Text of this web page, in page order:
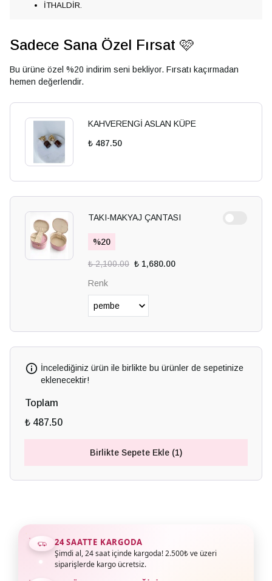
İTHALDİR.
Sadece Sana Özel Fırsat 🩷
Bu ürüne özel %20 indirim seni bekliyor. Fırsatı kaçırmadan
hemen değerlendir.
KAHVERENGİ ASLAN KÜPE
₺ 487.50
TAKI-MAKYAJ ÇANTASI
%20
₺ 2,100.00 ₺ 1,680.00
Renk
İncelediğiniz ürün ile birlikte bu ürünler de sepetinize
eklenecektir!
Toplam
₺ 487.50
Birlikte Sepete Ekle (1)
24 SAATTE KARGODA
Şimdi al, 24 saat içinde kargoda! 2.500₺ ve üzeri
siparişlerde kargo ücretsiz.